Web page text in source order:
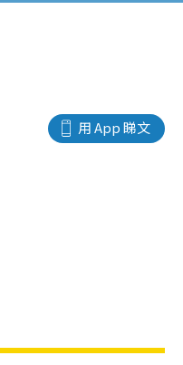
用 App 睇文